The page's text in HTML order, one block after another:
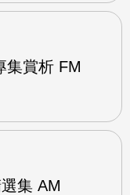
集賞析 FM
集 AM